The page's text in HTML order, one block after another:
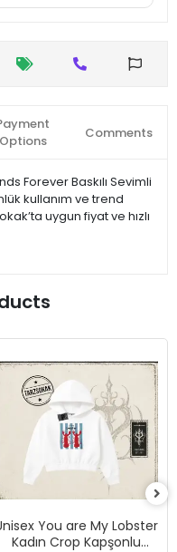
Options
Comments
Forever Baskılı Sevimli
kullanım ve trend
uygun fiyat ve hızlı
You are My Lobster
Kadın Crop Kapşonlu